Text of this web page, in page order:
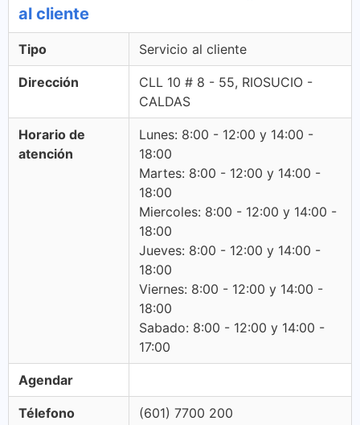
al cliente
Tipo Servicio al cliente
Dirección
CLL 10 # 8 - 55, RIOSUCIO -
CALDAS
Horario de
atención
Lunes: 8:00 - 12:00 y 14:00 -
18:00
Martes: 8:00 - 12:00 y 14:00 -
18:00
Miercoles: 8:00 - 12:00 y 14:00 -
18:00
Jueves: 8:00 - 12:00 y 14:00 -
18:00
Viernes: 8:00 - 12:00 y 14:00 -
18:00
Sabado: 8:00 - 12:00 y 14:00 -
17:00
Agendar
Télefono (601) 7700 200